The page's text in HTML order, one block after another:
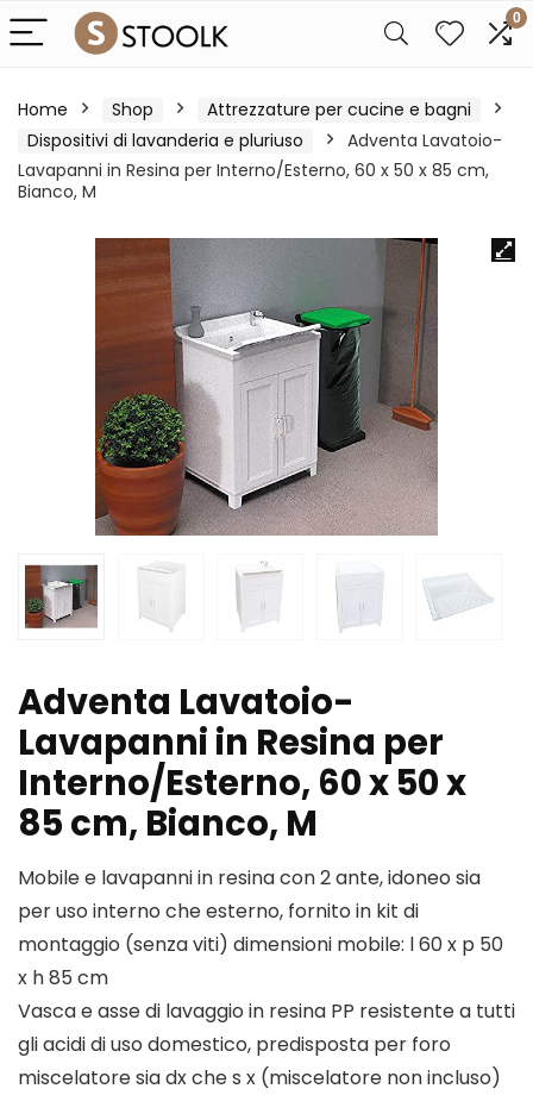
0
Home Shop
Attrezzature per cucine e bagni
Dispositivi di lavanderia e pluriuso
Adventa Lavatoio-
Lavapanni in Resina per Interno/Esterno, 60 x 50 x 85 cm,
Bianco, M
Adventa Lavatoio-
Lavapanni in Resina per
Interno/Esterno, 60 x 50 x
85 cm, Bianco, M
Mobile e lavapanni in resina con 2 ante, idoneo sia
per uso interno che esterno, fornito in kit di
montaggio (senza viti) dimensioni mobile: l 60 x p 50
x h 85 cm
Vasca e asse di lavaggio in resina PP resistente a tutti
gli acidi di uso domestico, predisposta per foro
miscelatore sia dx che s x (miscelatore non incluso)